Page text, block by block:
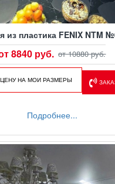
из пластика FENIX NTM
8840 руб. от 10880 руб.
НА МОИ РАЗМЕРЫ
Подробнее...